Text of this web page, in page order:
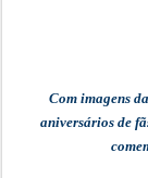
Com imagens
aniversários de